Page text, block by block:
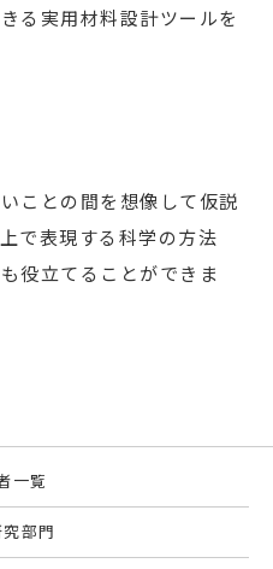
る実用材料設計ツールを
ことの間を想像して仮説
で表現する科学の方法
役立てることができま
一覧
部門